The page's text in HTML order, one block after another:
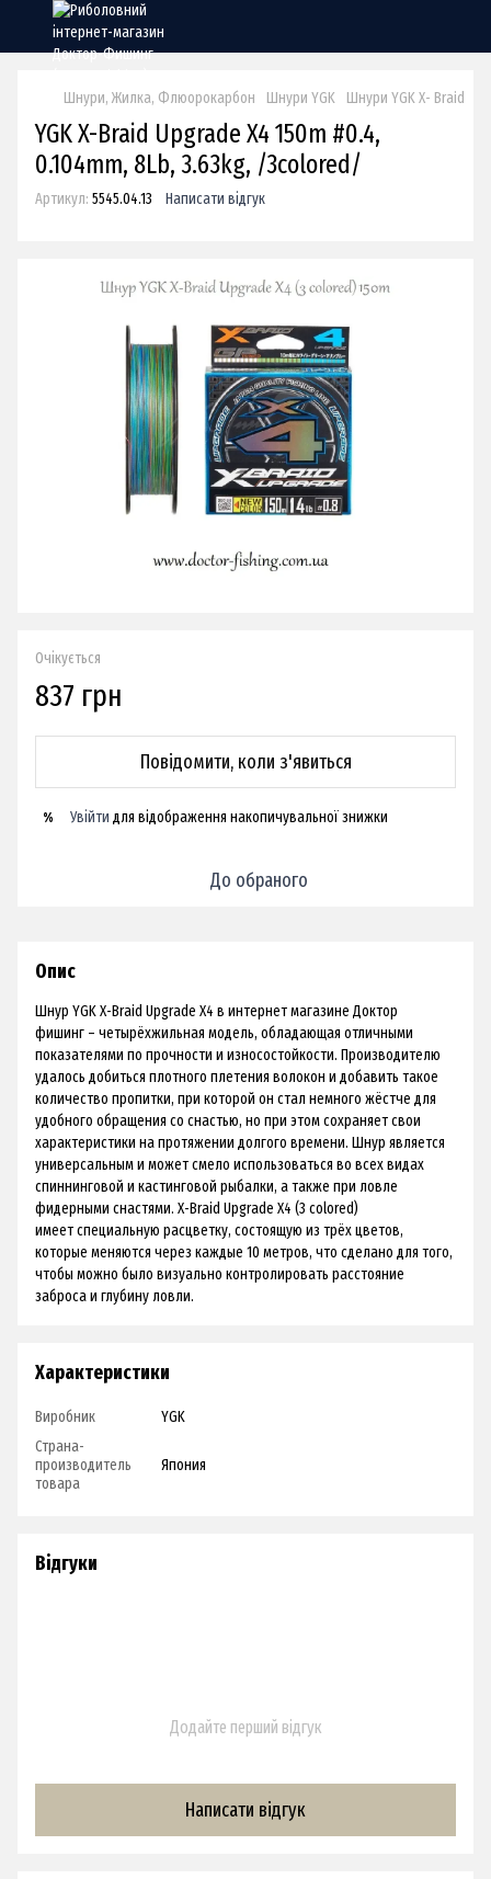
Шнури, Жилка, Флюорокарбон Шнури YGK Шнури YGK X- Braid
YGK X-Braid Upgrade X4 150m #0.4,
0.104mm, 8Lb, 3.63kg, /3colored/
Артикул: 5545.04.13 Написати відгук
Очікується
837 грн
Повідомити, коли з'явиться
% Увійти для відображення накопичувальної знижки
До обраного
Опис
Шнур YGK X-Braid Upgrade X4 в интернет магазине Доктор
фишинг – четырёхжильная модель, обладающая отличными
показателями по прочности и износостойкости. Производителю
удалось добиться плотного плетения волокон и добавить такое
количество пропитки, при которой он стал немного жёстче для
удобного обращения со снастью, но при этом сохраняет свои
характеристики на протяжении долгого времени. Шнур является
универсальным и может смело использоваться во всех видах
спиннинговой и кастинговой рыбалки, а также при ловле
фидерными снастями. X-Braid Upgrade X4 (3 colored)
имеет специальную расцветку, состоящую из трёх цветов,
которые меняются через каждые 10 метров, что сделано для того,
чтобы можно было визуально контролировать расстояние
заброса и глубину ловли.
Характеристики
Виробник
YGK
Страна-
производитель
товара
Япония
Відгуки
Додайте перший відгук
Написати відгук